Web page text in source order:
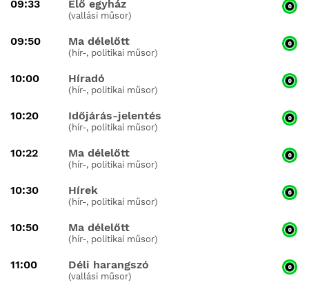
09:33 Élő egyház
(vallási műsor)
09:50 Ma délelőtt
(hír-, politikai műsor)
10:00 Híradó
(hír-, politikai műsor)
10:20 Időjárás-jelentés
(hír-, politikai műsor)
10:22 Ma délelőtt
(hír-, politikai műsor)
10:30 Hírek
(hír-, politikai műsor)
10:50 Ma délelőtt
(hír-, politikai műsor)
11:00 Déli harangszó
(vallási műsor)